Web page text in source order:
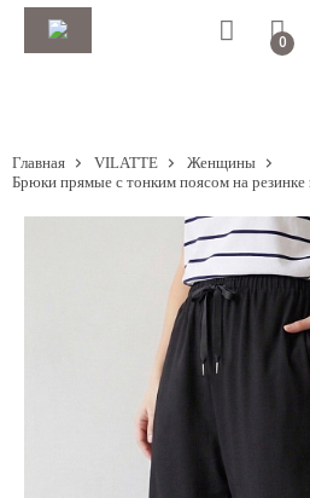
0
Главная VILATTE
Женщины
Брюки прямые с тонким поясом на резинке